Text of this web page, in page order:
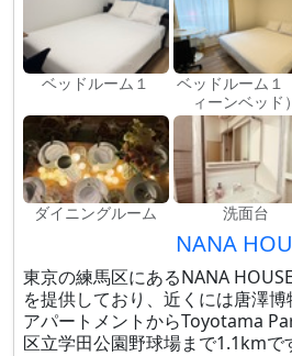
ベッドルーム１
ベッドルーム１
ィーンベッド）
ダイニングルーム 洗面台
NANA
東京の練馬区にあるNANA
を提供しており、近くには唐澤
アパートメントからToyotama
区立学田公園野球場まで1.1kmで